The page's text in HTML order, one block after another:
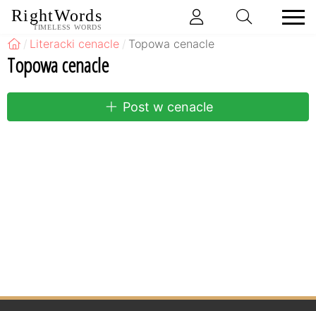
RightWords
TIMELESS WORDS
Literacki cenacle Topowa cenacle
Topowa cenacle
Post w cenacle